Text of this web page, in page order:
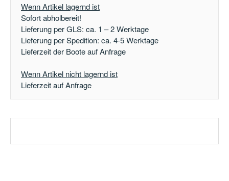
Wenn Artikel lagernd ist
Sofort abholbereit!
Lieferung per GLS: ca. 1 – 2 Werktage
Lieferung per Spedition: ca. 4-5 Werktage
Lieferzeit der Boote auf Anfrage
Wenn Artikel nicht lagernd ist
Lieferzeit auf Anfrage